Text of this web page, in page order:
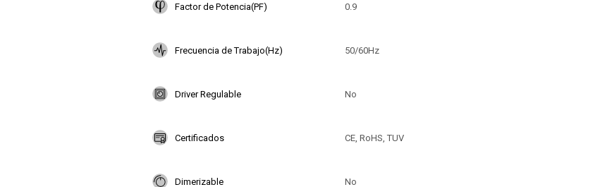
Factor de Potencia(PF) 0.9
Frecuencia de Trabajo(Hz) 50/60Hz
Driver Regulable No
Certificados CE, RoHS, TUV
Dimerizable No